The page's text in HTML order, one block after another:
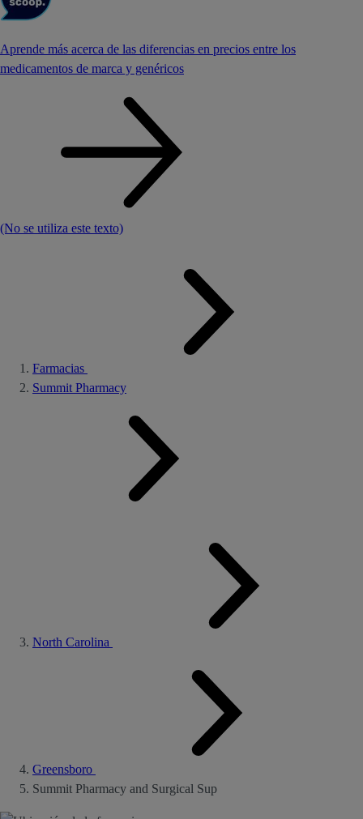
Aprende más acerca de las diferencias en precios entre los
medicamentos de marca y genéricos
(No se utiliza este texto)
Farmacias
Summit Pharmacy
North Carolina
Greensboro
Summit Pharmacy and Surgical Sup